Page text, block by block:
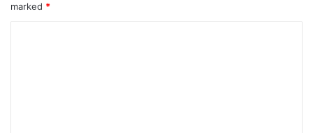
marked *